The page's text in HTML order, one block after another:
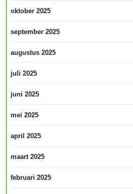
oktober 2025
september 2025
augustus 2025
juli 2025
juni 2025
mei 2025
april 2025
maart 2025
februari 2025